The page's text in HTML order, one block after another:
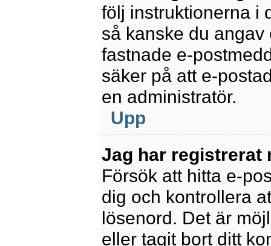
följ instruktionerna i
så kanske du
fastnade e-
säker på att e-
en administratör.
Upp
Jag har registrerat
Försök att hitta e-
dig och kontrollera
lösenord. Det är
eller tagit bort ditt